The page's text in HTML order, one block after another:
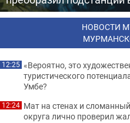
НОВОСТИ
12:25 «Вероятно, это
туристического
Умбе?
12:24 Мат на стенах и
округа лично проверил